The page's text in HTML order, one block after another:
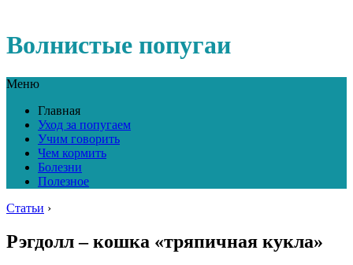
Волнистые попугаи
Меню
Главная
Уход за попугаем
Учим говорить
Чем кормить
Болезни
Полезное
Статьи ›
Рэгдолл – кошка «тряпичная кукла»